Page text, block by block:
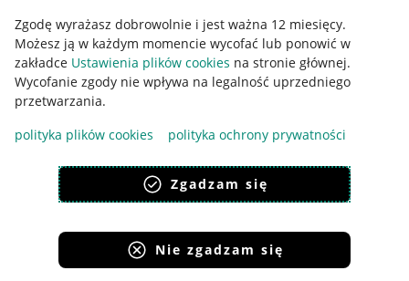
Zgodę wyrażasz dobrowolnie i jest ważna 12 miesięcy.
Możesz ją w każdym momencie wycofać lub ponowić w
zakładce Ustawienia plików cookies na stronie głównej.
Wycofanie zgody nie wpływa na legalność uprzedniego
przetwarzania.
polityka plików cookies
polityka ochrony prywatności
Zgadzam się
Nie zgadzam się
Pobierz aplikację
Korzystanie z serwisu oznacza akceptacjęregulaminu